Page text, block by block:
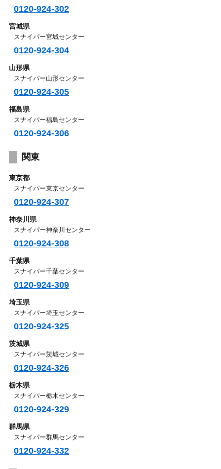
0120-924-302
宮城県
スナイパー宮城センター
0120-924-304
山形県
スナイパー山形センター
0120-924-305
福島県
スナイパー福島センター
0120-924-306
関東
東京都
スナイパー東京センター
0120-924-307
神奈川県
スナイパー神奈川センター
0120-924-308
千葉県
スナイパー千葉センター
0120-924-309
埼玉県
スナイパー埼玉センター
0120-924-325
茨城県
スナイパー茨城センター
0120-924-326
栃木県
スナイパー栃木センター
0120-924-329
群馬県
スナイパー群馬センター
0120-924-332